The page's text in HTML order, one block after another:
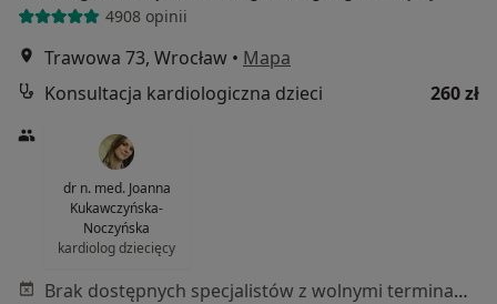
4908 opinii
Trawowa 73, Wrocław • Mapa
Konsultacja kardiologiczna dzieci
260 zł
dr n. med. Joanna
Kukawczyńska-
Noczyńska
kardiolog dziecięcy
Brak dostępnych specjalistów z wolnymi terminami w tym centrum medycznym.